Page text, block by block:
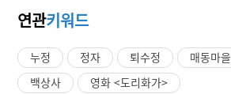
연관키워드
누정 정자 퇴수정 매동마을
백상사
영화 <도리화가>